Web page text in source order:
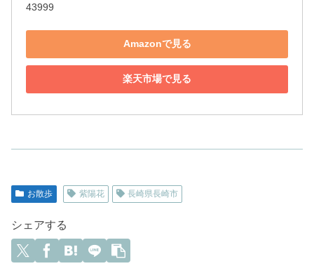
43999
Amazonで見る
楽天市場で見る
お散歩 紫陽花 長崎県長崎市
シェアする